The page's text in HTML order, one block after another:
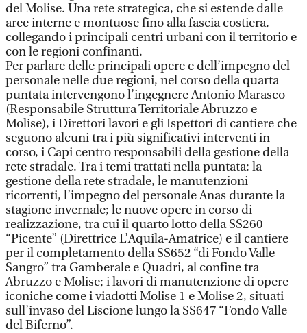
del Molise. Una rete strategica, che si estende dalle
aree interne e montuose fino alla fascia costiera,
collegando i principali centri urbani con il territorio e
con le regioni confinanti.
Per parlare delle principali opere e dell’impegno del
personale nelle due regioni, nel corso della quarta
puntata intervengono l’ingegnere Antonio Marasco
(Responsabile Struttura Territoriale Abruzzo e
Molise), i Direttori lavori e gli Ispettori di cantiere che
seguono alcuni tra i più significativi interventi in
corso, i Capi centro responsabili della gestione della
rete stradale. Tra i temi trattati nella puntata: la
gestione della rete stradale, le manutenzioni
ricorrenti, l’impegno del personale Anas durante la
stagione invernale; le nuove opere in corso di
realizzazione, tra cui il quarto lotto della SS260
“Picente” (Direttrice L’Aquila-Amatrice) e il cantiere
per il completamento della SS652 “di Fondo Valle
Sangro” tra Gamberale e Quadri, al confine tra
Abruzzo e Molise; i lavori di manutenzione di opere
iconiche come i viadotti Molise 1 e Molise 2, situati
sull’invaso del Liscione lungo la SS647 “Fondo Valle
del Biferno”.